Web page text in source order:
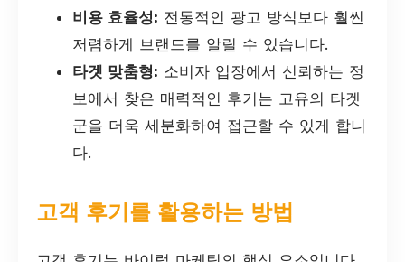
비용 효율성: 전통적인 광고 방식보다 훨씬
저렴하게 브랜드를 알릴 수 있습니다.
타겟 맞춤형: 소비자 입장에서 신뢰하는 정
보에서 찾은 매력적인 후기는 고유의 타겟
군을 더욱 세분화하여 접근할 수 있게 합니
다.
고객 후기를 활용하는 방법